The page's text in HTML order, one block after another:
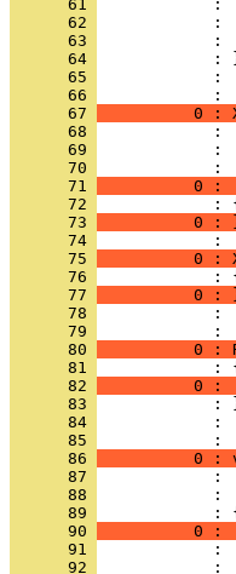
      61
      62
      63
      64
      65
            :
      66
      67
0 :
      68
      69
      70
      71
0 :
      72
      73
0 :
      74
      75
0 :
      76
      77
0 :
      78
            :
      79
      80
0 :
      81
      82
0 :
      83
      84
            :
      85
      86
0 :
      87
      88
      89
      90
0 :
      91
      92